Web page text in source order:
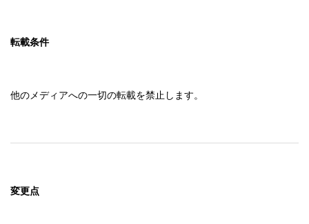
転載条件
他のメディアへの一切の転載を禁止します。
変更点